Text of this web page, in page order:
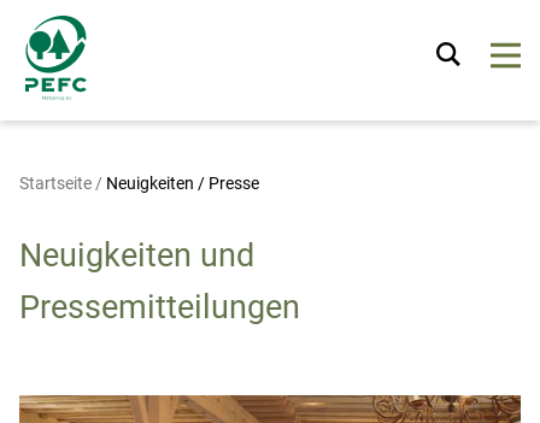
Startseite / Neuigkeiten / Presse
Neuigkeiten und
Pressemitteilungen